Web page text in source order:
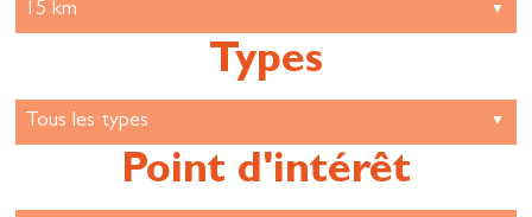
Types
Point d'intérêt